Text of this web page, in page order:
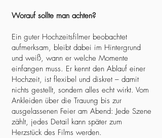
Worauf sollte man achten?
Ein guter Hochzeitsfilmer beobachtet
aufmerksam, bleibt dabei im Hintergrund
und weiß, wann er welche Momente
einfangen muss. Er kennt den Ablauf einer
Hochzeit, ist flexibel und diskret – damit
nichts gestellt, sondern alles echt wirkt. Vom
Ankleiden über die Trauung bis zur
ausgelassenen Feier am Abend: Jede Szene
zählt, jedes Detail kann später zum
Herzstück des Films werden.